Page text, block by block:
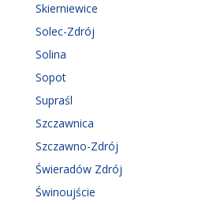
Skierniewice
Solec-Zdrój
Solina
Sopot
Supraśl
Szczawnica
Szczawno-Zdrój
Świeradów Zdrój
Świnoujście